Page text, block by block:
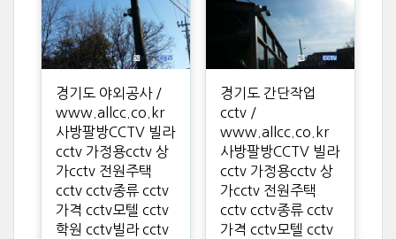
경기도 야외공사 /
www.allcc.co.kr
사방팔방CCTV 빌라
cctv 가정용cctv 상
가cctv 전원주택
cctv cctv종류 cctv
가격 cctv모텔 cctv
학원 cctv빌라 cctv
경기도 간단작업
cctv /
www.allcc.co.kr
사방팔방CCTV 빌라
cctv 가정용cctv 상
가cctv 전원주택
cctv cctv종류 cctv
가격 cctv모텔 cctv